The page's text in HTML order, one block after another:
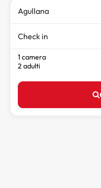
Check in
1 camera
2 adulti